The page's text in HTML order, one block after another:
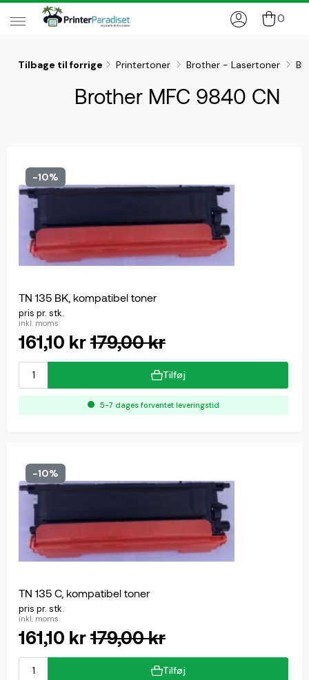
0
Tilbage til forrige Printertoner Brother - Lasertoner
Brother MFC 9840 CN
-10%
TN 135 BK, kompatibel toner
pris pr. stk.
inkl. moms
161,10 kr179,00 kr
Tilføj
5-7 dages forventet leveringstid
-10%
TN 135 C, kompatibel toner
pris pr. stk.
inkl. moms
161,10 kr179,00 kr
Tilføj